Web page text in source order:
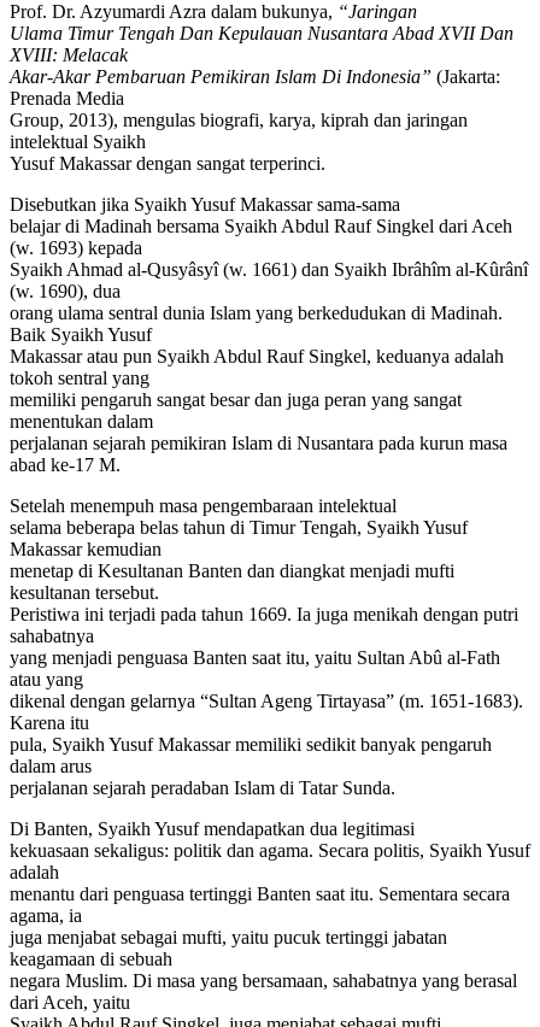
Prof. Dr. Azyumardi Azra dalam bukunya, “Jaringan
Ulama Timur Tengah Dan Kepulauan Nusantara Abad XVII Dan
XVIII: Melacak
Akar-Akar Pembaruan Pemikiran Islam Di Indonesia” (Jakarta:
Prenada Media
Group, 2013), mengulas biografi, karya, kiprah dan jaringan
intelektual Syaikh
Yusuf Makassar dengan sangat terperinci.
Disebutkan jika Syaikh Yusuf Makassar sama-sama
belajar di Madinah bersama Syaikh Abdul Rauf Singkel dari Aceh
(w. 1693) kepada
Syaikh Ahmad al-Qusyâsyî (w. 1661) dan Syaikh Ibrâhîm al-Kûrânî
(w. 1690), dua
orang ulama sentral dunia Islam yang berkedudukan di Madinah.
Baik Syaikh Yusuf
Makassar atau pun Syaikh Abdul Rauf Singkel, keduanya adalah
tokoh sentral yang
memiliki pengaruh sangat besar dan juga peran yang sangat
menentukan dalam
perjalanan sejarah pemikiran Islam di Nusantara pada kurun masa
abad ke-17 M.
Setelah menempuh masa pengembaraan intelektual
selama beberapa belas tahun di Timur Tengah, Syaikh Yusuf
Makassar kemudian
menetap di Kesultanan Banten dan diangkat menjadi mufti
kesultanan tersebut.
Peristiwa ini terjadi pada tahun 1669. Ia juga menikah dengan putri
sahabatnya
yang menjadi penguasa Banten saat itu, yaitu Sultan Abû al-Fath
atau yang
dikenal dengan gelarnya “Sultan Ageng Tirtayasa” (m. 1651-1683).
Karena itu
pula, Syaikh Yusuf Makassar memiliki sedikit banyak pengaruh
dalam arus
perjalanan sejarah peradaban Islam di Tatar Sunda.
Di Banten, Syaikh Yusuf mendapatkan dua legitimasi
kekuasaan sekaligus: politik dan agama. Secara politis, Syaikh Yusuf
adalah
menantu dari penguasa tertinggi Banten saat itu. Sementara secara
agama, ia
juga menjabat sebagai mufti, yaitu pucuk tertinggi jabatan
keagamaan di sebuah
negara Muslim. Di masa yang bersamaan, sahabatnya yang berasal
dari Aceh, yaitu